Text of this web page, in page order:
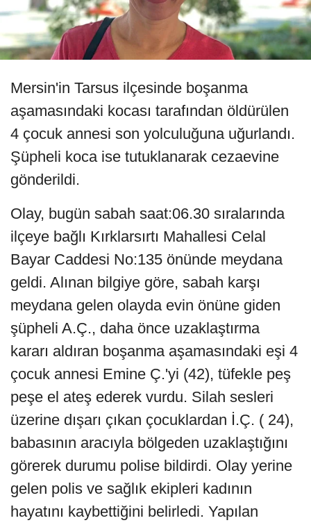
Mersin'in Tarsus ilçesinde boşanma
aşamasındaki kocası tarafından öldürülen
4 çocuk annesi son yolculuğuna uğurlandı.
Şüpheli koca ise tutuklanarak cezaevine
gönderildi.
Olay, bugün sabah saat:06.30 sıralarında
ilçeye bağlı Kırklarsırtı Mahallesi Celal
Bayar Caddesi No:135 önünde meydana
geldi. Alınan bilgiye göre, sabah karşı
meydana gelen olayda evin önüne giden
şüpheli A.Ç., daha önce uzaklaştırma
kararı aldıran boşanma aşamasındaki eşi 4
çocuk annesi Emine Ç.'yi (42), tüfekle peş
peşe el ateş ederek vurdu. Silah sesleri
üzerine dışarı çıkan çocuklardan İ.Ç. ( 24),
babasının aracıyla bölgeden uzaklaştığını
görerek durumu polise bildirdi. Olay yerine
gelen polis ve sağlık ekipleri kadının
hayatını kaybettiğini belirledi. Yapılan